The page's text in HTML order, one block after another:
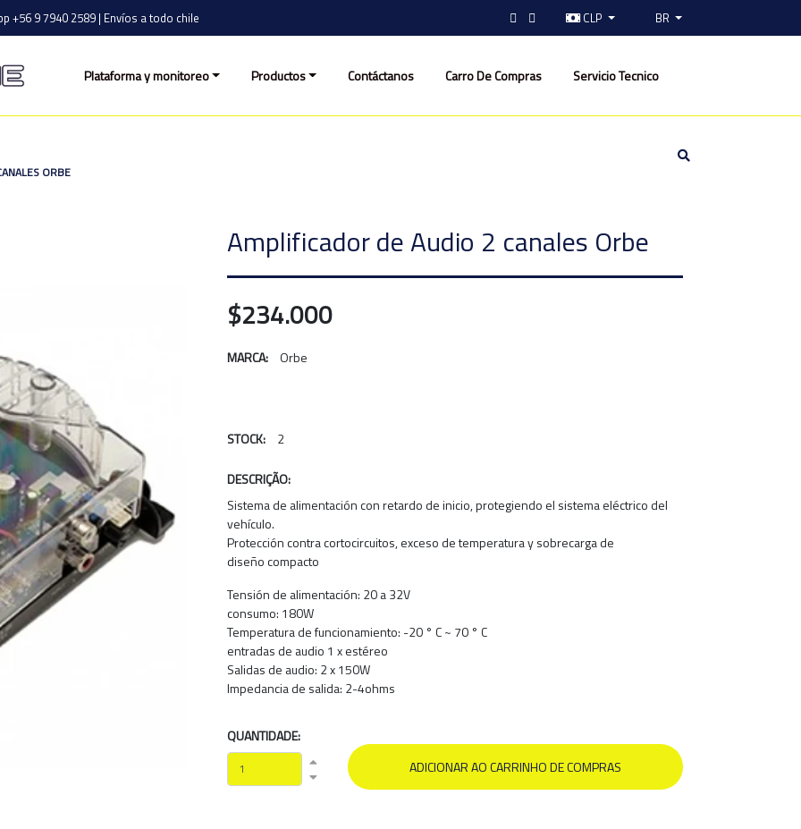
+56 9 7940 2589 | Envíos a todo chile CLP BR
Plataforma y monitoreo Productos Contáctanos Carro De Compras Servicio Tecnico
ORBE
Amplificador de Audio 2 canales Orbe
$234.000
MARCA: Orbe
STOCK: 2
DESCRIÇÃO:
Sistema de alimentación con retardo de inicio, protegiendo el sistema eléctrico del
vehículo.
Protección contra cortocircuitos, exceso de temperatura y sobrecarga de
diseño compacto
Tensión de alimentación: 20 a 32V
consumo: 180W
Temperatura de funcionamiento: -20 ° C ~ 70 ° C
entradas de audio 1 x estéreo
Salidas de audio: 2 x 150W
Impedancia de salida: 2-4ohms
QUANTIDADE: